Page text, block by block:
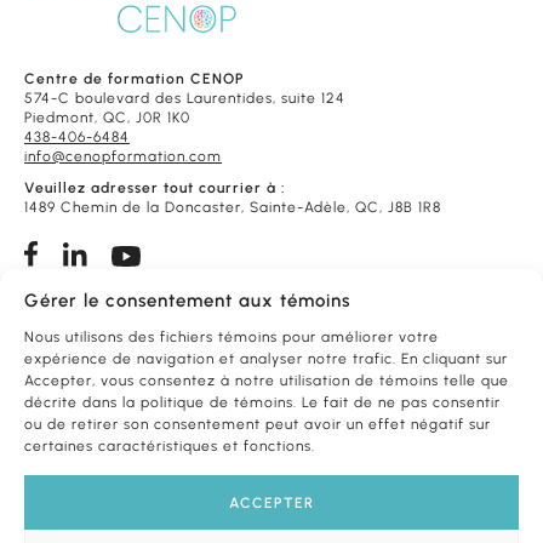
Gérer le consentement aux témoins
Nous utilisons des fichiers témoins pour améliorer votre
expérience de navigation et analyser notre trafic. En cliquant sur
Accepter, vous consentez à notre utilisation de témoins telle que
décrite dans la politique de témoins. Le fait de ne pas consentir
ou de retirer son consentement peut avoir un effet négatif sur
certaines caractéristiques et fonctions.
ACCEPTER
Centre de formation CENOP
574-C boulevard des Laurentides, suite 124
Piedmont, QC, J0R 1K0
438-406-6484
info@cenopformation.com
Veuillez adresser tout courrier à :
1489 Chemin de la Doncaster, Sainte-Adèle, QC, J8B 1R8
Conditions de vente
Foire aux questions
FORMATIONSPAR THÈME
FORMATIONSPAR PROFESSION